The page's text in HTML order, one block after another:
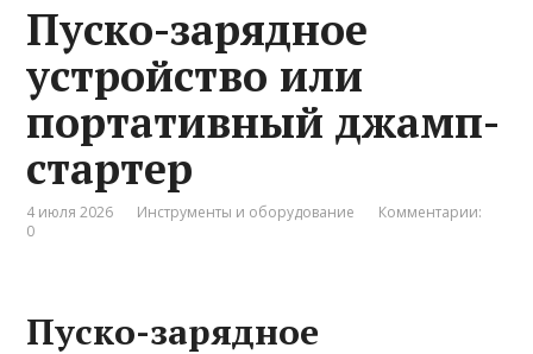
Пуско-зарядное
устройство или
портативный джамп-
стартер
4 июля 2026 Инструменты и оборудование
Комментарии:
0
Пуско-зарядное